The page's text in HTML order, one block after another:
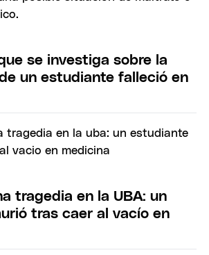
se investiga sobre la
un estudiante falleció en
tragedia en la UBA: un
tras caer al vacío en